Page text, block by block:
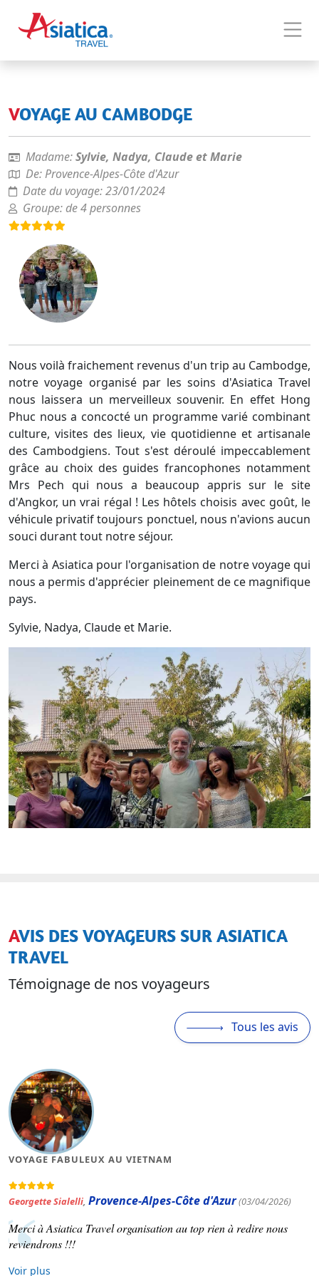
VOYAGE AU CAMBODGE
Madame:Sylvie, Nadya, Claude et Marie
De:Provence-Alpes-Côte d'Azur
Date du voyage:23/01/2024
Groupe:de 4 personnes
Nous voilà fraichement revenus d'un trip au Cambodge,
notre voyage organisé par les soins d'Asiatica Travel
nous laissera un merveilleux souvenir. En effet Hong
Phuc nous a concocté un programme varié combinant
culture, visites des lieux, vie quotidienne et artisanale
des Cambodgiens. Tout s'est déroulé impeccablement
grâce au choix des guides francophones notamment
Mrs Pech qui nous a beaucoup appris sur le site
d'Angkor, un vrai régal ! Les hôtels choisis avec goût, le
véhicule privatif toujours ponctuel, nous n'avions aucun
souci durant tout notre séjour.
Merci à Asiatica pour l'organisation de notre voyage qui
nous a permis d'apprécier pleinement de ce magnifique
pays.
Sylvie, Nadya, Claude et Marie.
AVIS DES VOYAGEURS SUR ASIATICA
TRAVEL
Témoignage de nos voyageurs
Tous les avis
VOYAGE FABULEUX AU VIETNAM
Georgette Sialelli, Provence-Alpes-Côte d'Azur(03/04/2026)
Merci à Asiatica Travel organisation au top rien à redire nous
reviendrons !!!
Voir plus